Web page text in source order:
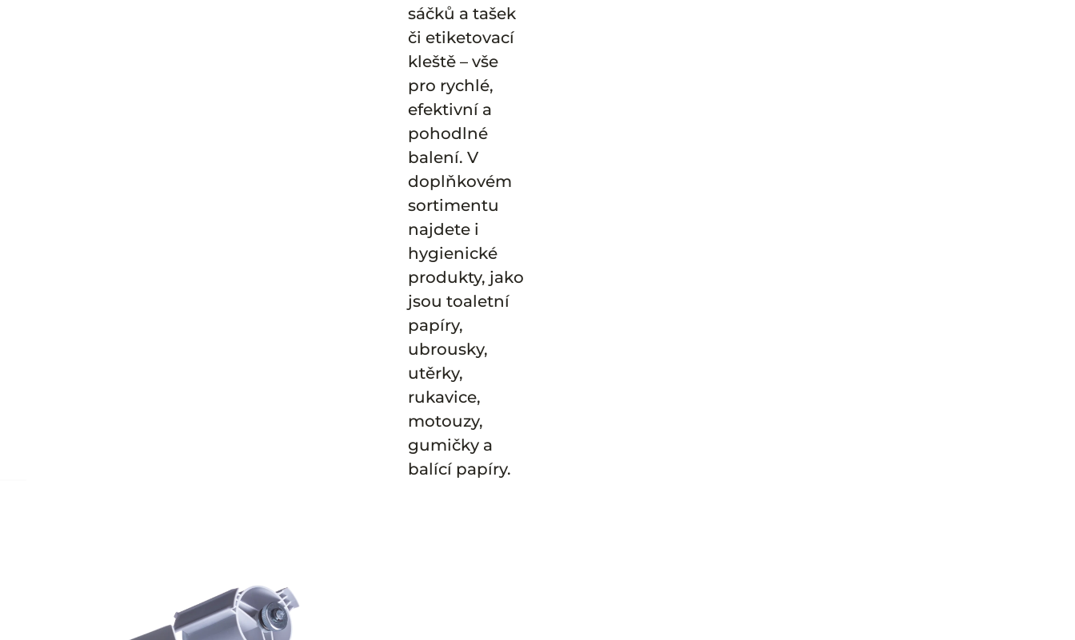
sáčků a tašek
či etiketovací
kleště – vše
pro rychlé,
efektivní a
pohodlné
balení. V
doplňkovém
sortimentu
najdete i
hygienické
produkty, jako
jsou toaletní
papíry,
ubrousky,
utěrky,
rukavice,
motouzy,
gumičky a
balící papíry.